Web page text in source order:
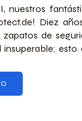
nuestros
Diez
zapatos de
insuperable: esto